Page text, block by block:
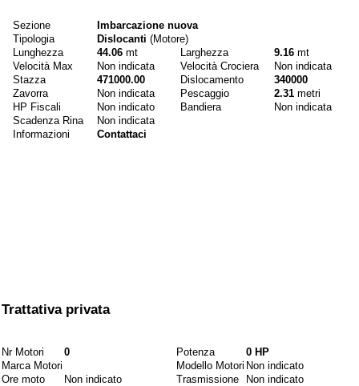
Sezione
Imbarcazione nuova
Tipologia
Dislocanti (Motore)
Lunghezza
44.06 mt Larghezza 9.16 mt
Velocità Max
Non indicata Velocità Crociera
Non indicata
Stazza
471000.00 Dislocamento
340000
Zavorra
Non indicata Pescaggio 2.31 metri
HP Fiscali
Non indicato Bandiera
Non indicata
Scadenza Rina
Non indicata
Informazioni
Contattaci
Trattativa privata
Nr Motori 0 Potenza
0 HP
Marca Motori
Modello Motori Non indicato
Ore moto
Non indicato Trasmissione
Non indicato